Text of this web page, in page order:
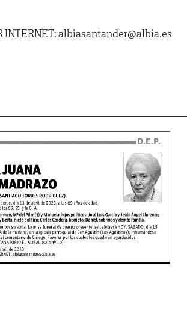
INTERNET: albiasantander@albia.es